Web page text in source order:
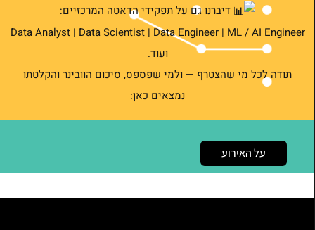
דיברנו גם על תפקידי הדאטה המרכזיים:
Data Analyst | Data Scientist | Data Engineer | ML / AI Engineer
ועוד.
תודה לכל מי שהצטרף — ולמי שפספס, סיכום הוובינר והקלטתו
נמצאים כאן:
על האירוע